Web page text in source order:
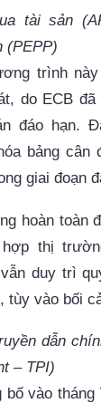
tài sản
(PEPP)
, do ECB
đáo hạn.
bảng cân
giai đoạn
hoàn toàn
thị
duy trì
tùy vào bối
dẫn
– TPI)
vào tháng